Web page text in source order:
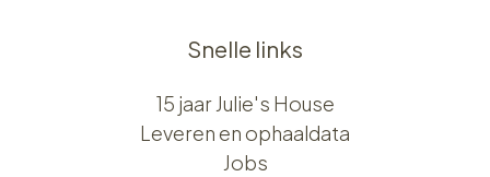
Snelle links
15 jaar Julie's House
Leveren en ophaaldata
Jobs